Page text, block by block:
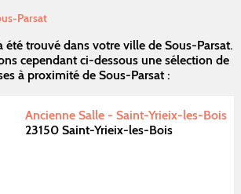
Parsat
été trouvé dans votre ville de Sous-Parsat.
cependant ci-dessous une sélection de
à proximité de Sous-Parsat :
Ancienne Salle - Saint-Yrieix-les-Bois
23150 Saint-Yrieix-les-Bois